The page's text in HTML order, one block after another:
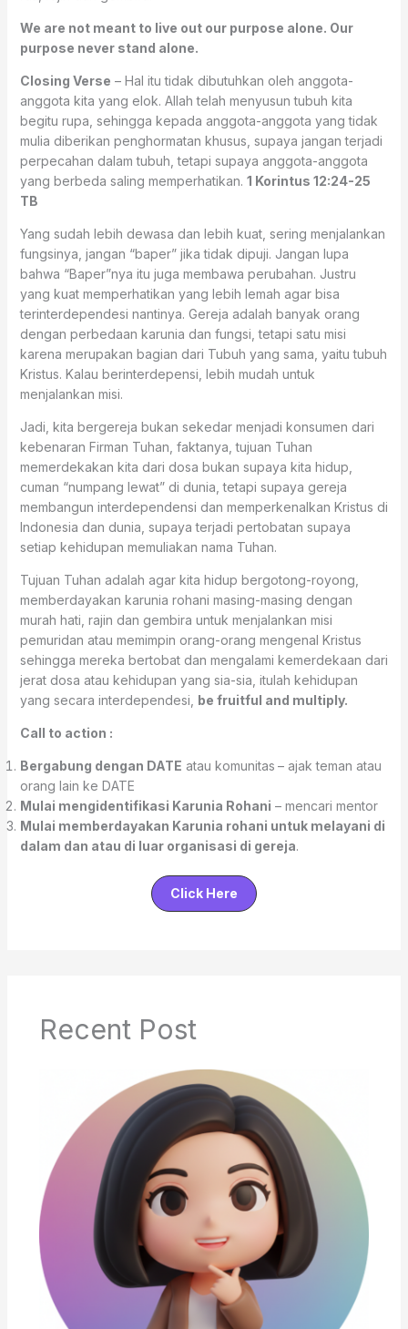
We are not meant to live out our purpose alone. Our
purpose never stand alone.
Closing Verse – Hal itu tidak dibutuhkan oleh anggota-
anggota kita yang elok. Allah telah menyusun tubuh kita
begitu rupa, sehingga kepada anggota-anggota yang tidak
mulia diberikan penghormatan khusus, supaya jangan terjadi
perpecahan dalam tubuh, tetapi supaya anggota-anggota
yang berbeda saling memperhatikan. 1 Korintus 12:24-25
TB
Yang sudah lebih dewasa dan lebih kuat, sering menjalankan
fungsinya, jangan “baper” jika tidak dipuji. Jangan lupa
bahwa “Baper”nya itu juga membawa perubahan. Justru
yang kuat memperhatikan yang lebih lemah agar bisa
terinterdependesi nantinya. Gereja adalah banyak orang
dengan perbedaan karunia dan fungsi, tetapi satu misi
karena merupakan bagian dari Tubuh yang sama, yaitu tubuh
Kristus. Kalau berinterdepensi, lebih mudah untuk
menjalankan misi.
Jadi, kita bergereja bukan sekedar menjadi konsumen dari
kebenaran Firman Tuhan, faktanya, tujuan Tuhan
memerdekakan kita dari dosa bukan supaya kita hidup,
cuman “numpang lewat” di dunia, tetapi supaya gereja
membangun interdependensi dan memperkenalkan Kristus di
Indonesia dan dunia, supaya terjadi pertobatan supaya
setiap kehidupan memuliakan nama Tuhan.
Tujuan Tuhan adalah agar kita hidup bergotong-royong,
memberdayakan karunia rohani masing-masing dengan
murah hati, rajin dan gembira untuk menjalankan misi
pemuridan atau memimpin orang-orang mengenal Kristus
sehingga mereka bertobat dan mengalami kemerdekaan dari
jerat dosa atau kehidupan yang sia-sia, itulah kehidupan
yang secara interdependesi, be fruitful and multiply.
Call to action :
Bergabung dengan DATE atau komunitas – ajak teman atau
orang lain ke DATE
Mulai mengidentifikasi Karunia Rohani – mencari mentor
Mulai memberdayakan Karunia rohani untuk melayani di
dalam dan atau di luar organisasi di gereja.
Click Here
Recent Post